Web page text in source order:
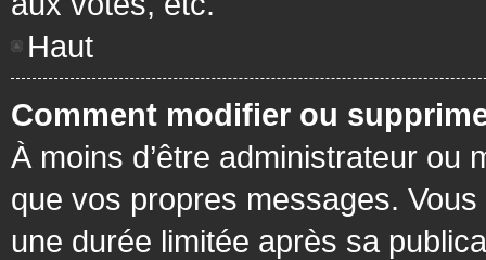
Haut
Comment modifier ou
À moins d’être administrateur ou
que vos propres messages.
une durée limitée après sa